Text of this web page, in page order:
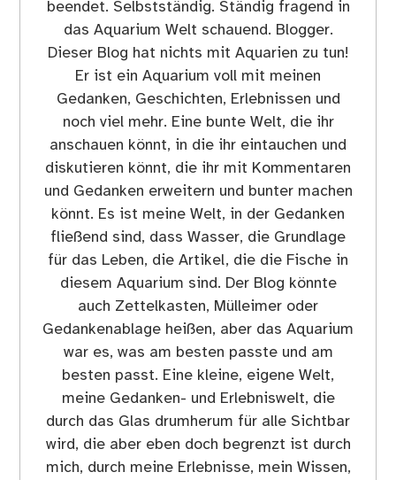
beendet. Selbstständig. Ständig fragend in
das Aquarium Welt schauend. Blogger.
Dieser Blog hat nichts mit Aquarien zu tun!
Er ist ein Aquarium voll mit meinen
Gedanken, Geschichten, Erlebnissen und
noch viel mehr. Eine bunte Welt, die ihr
anschauen könnt, in die ihr eintauchen und
diskutieren könnt, die ihr mit Kommentaren
und Gedanken erweitern und bunter machen
könnt. Es ist meine Welt, in der Gedanken
fließend sind, dass Wasser, die Grundlage
für das Leben, die Artikel, die die Fische in
diesem Aquarium sind. Der Blog könnte
auch Zettelkasten, Mülleimer oder
Gedankenablage heißen, aber das Aquarium
war es, was am besten passte und am
besten passt. Eine kleine, eigene Welt,
meine Gedanken- und Erlebniswelt, die
durch das Glas drumherum für alle Sichtbar
wird, die aber eben doch begrenzt ist durch
mich, durch meine Erlebnisse, mein Wissen,